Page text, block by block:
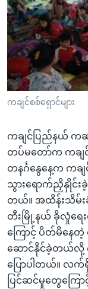
ပင်မ
အ
ညွန်း
စာမျက်နှာ
သို့
ကျော်
ကြည့်
ရှာဖွေ
ရန်
နေရာ
သို့
ကျော်
ရန်
ရုပ်ရှင်ထဲက အင်္ဂလိ
သုတပဒေသာ အင်္ဂ
တီဗွီ
ရေဒီယို/တီဗွီအစီအ
Learning English
ဗွီအိုအေ လူမှုကွန်ယက်မ
ဘာသာစကားများ
ကချင်စစ်ရှောင်များ
ကချင်ပြည်နယ် ကဆု
တပ်မတော်က ကချ
တနင်္ဂနွေနေ့က ကခ
သွားရောက်ညှိနှိုင်း
တယ်။ အထိန်းသိမ်းခံ
တီးမြို့နယ် ခိုလှုံရေ
ကြောင့် ပိတ်မိနေတဲ့
ဆောင်နိုင်ခဲ့တယ်လို့ က
ပြောပါတယ်။ လက်
ပြင်ဆင်မှုတွေကြော